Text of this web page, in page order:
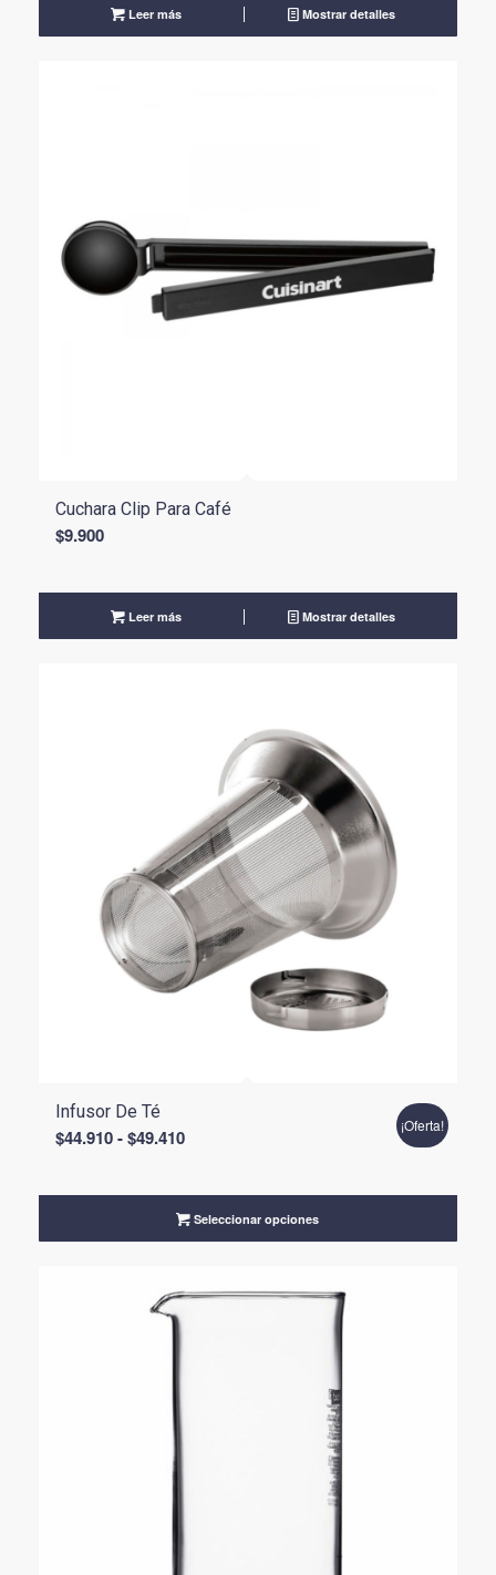
Leer más Mostrar detalles
Cuchara Clip Para Café
$9.900
Leer más Mostrar detalles
Infusor De Té
$44.910 - $49.410Rango
desde
$44.910
$49.410
¡Oferta!
Seleccionar opciones